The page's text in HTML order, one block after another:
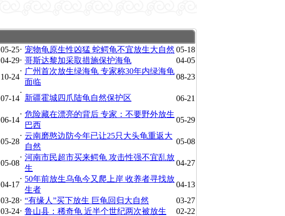
05-25· 宠物龟原生性凶猛 蛇鳄龟不宜放生大自然 05-18
04-29· 哥斯达黎加采取措施保护海龟
04-05
10-24
· 广州首次放生绿海龟 专家称30年内绿海龟
面临
08-23
07-14
·
新疆霍城四爪陆龟自然保护区
06-21
06-14
· 危险藏在漂亮的背后 专家：不要野外放生
巴西
05-29
05-28
· 云南磨憨边防今年已让25只大头龟重返大
自然
05-08
05-08
· 河南市民超市买来鳄龟 攻击性强不宜乱放
生
04-27
04-17
· 50年前放生乌龟今又爬上岸 收养者寻找放
生者
04-13
03-28· “有缘人”买下放生 巨龟回归大自然
03-27
03-24· 鲁山县：稀奇龟 近半个世纪两次被放生
02-22